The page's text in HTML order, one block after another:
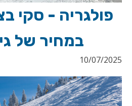
פולגריה - סקי
במחיר של
10/07/2025